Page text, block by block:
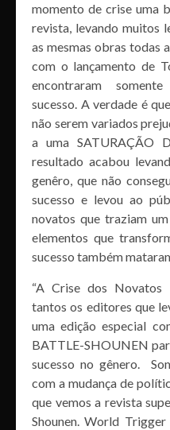
momento de crise uma
revista, levando muitos
as mesmas obras todas
com o lançamento de
encontraram
sucesso. A verdade é
não serem variados
a uma SATURAÇÃO
resultado acabou
genêro, que não
sucesso e levou ao
novatos que traziam
elementos que
sucesso também
“A Crise dos Novatos
tantos os editores que
uma edição especial
BATTLE-SHOUNEN
sucesso no gênero.
com a mudança de
que vemos a revista
Shounen. World